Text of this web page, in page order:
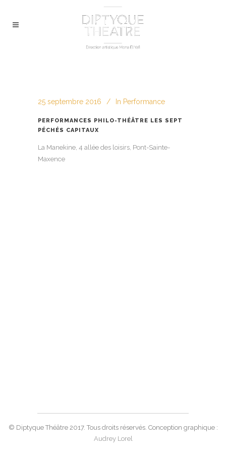
25 septembre 2016 In Performance
PERFORMANCES PHILO-THÉÂTRE LES SEPT
PÉCHÉS CAPITAUX
La Manekine, 4 allée des loisirs, Pont-Sainte-
Maxence
© Diptyque Théâtre 2017. Tous droits réservés. Conception graphique :
Audrey Lorel